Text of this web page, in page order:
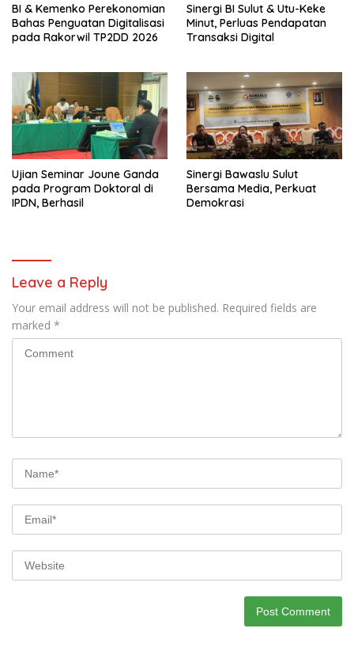
BI & Kemenko Perekonomian
Bahas Penguatan Digitalisasi
pada Rakorwil TP2DD 2026
Sinergi BI Sulut & Utu-Keke
Minut, Perluas Pendapatan
Transaksi Digital
Ujian Seminar Joune Ganda
pada Program Doktoral di
IPDN, Berhasil
Sinergi Bawaslu Sulut
Bersama Media, Perkuat
Demokrasi
Leave a Reply
Your email address will not be published. Required fields are
marked *